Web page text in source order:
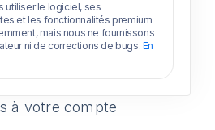
utiliser le logiciel, ses
et les fonctionnalités premium
mais nous ne fournissons
ni de corrections de bugs. En
à votre compte